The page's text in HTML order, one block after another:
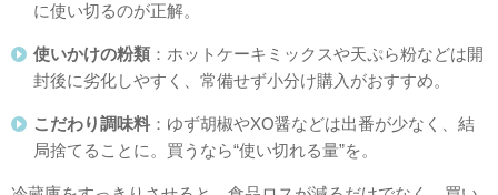
に使い切るのが正解。
使いかけの粉類 ：ホットケーキミックスや天ぷら粉などは開
封後に劣化しやすく、常備せず小分け購入がおすすめ。
こだわり調味料 ：ゆず胡椒やXO醤などは出番が少なく、結
局捨てることに。買うなら“使い切れる量”を。